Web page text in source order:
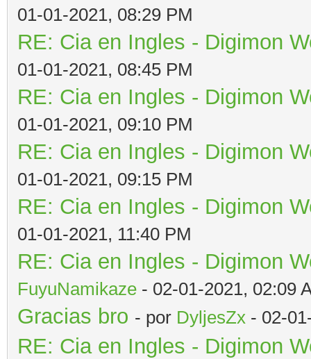
01-01-2021, 08:29 PM
RE: Cia en Ingles - Digimon
01-01-2021, 08:45 PM
RE: Cia en Ingles - Digimon
01-01-2021, 09:10 PM
RE: Cia en Ingles - Digimon
01-01-2021, 09:15 PM
RE: Cia en Ingles - Digimon
01-01-2021, 11:40 PM
RE: Cia en Ingles - Digimon
FuyuNamikaze - 02-01-2021, 02:09
Gracias bro - por DyljesZx - 02-
RE: Cia en Ingles - Digimon